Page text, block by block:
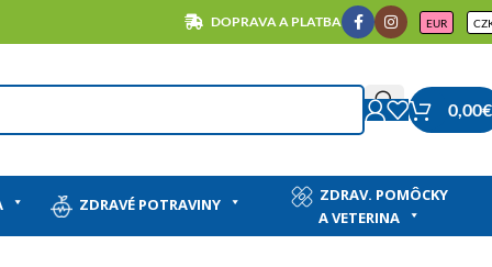
DOPRAVA A PLATBA EUR
0,00€
ZDRAVÉ POTRAVINY
ZDRAV. POMÔCKY
A VETERINA